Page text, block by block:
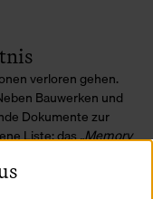
verloren gehen.
Bauwerken und
Dokumente zur
Liste: das„Memory
Zufall, denn das